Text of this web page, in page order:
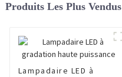
Produits Les Plus Vendus
Lampadaire LED à